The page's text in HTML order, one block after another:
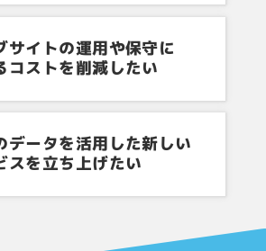
サイトの運用や保守に
コストを削減したい
データを活用した新しい
スを立ち上げたい